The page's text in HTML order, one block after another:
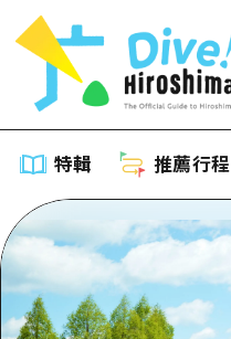
特輯 推薦行程
特輯
列表
推薦行程